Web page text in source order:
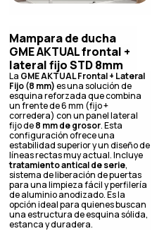
Mampara de ducha
GME AKTUAL frontal +
lateral fijo STD 8mm
La GME AKTUAL Frontal + Lateral
Fijo (8 mm)es una solución de
esquina reforzada que combina
un frente de 6 mm (fijo +
corredera) con un panel lateral
fijo de8 mm de grosor. Esta
configuración ofrece una
estabilidad superior y un diseño de
líneas rectas muy actual. Incluye
tratamiento antical de serie,
sistema de liberación de puertas
para una limpieza fácil y perfilería
de aluminio anodizado. Es la
opción ideal para quienes buscan
una estructura de esquina sólida,
estanca y duradera.